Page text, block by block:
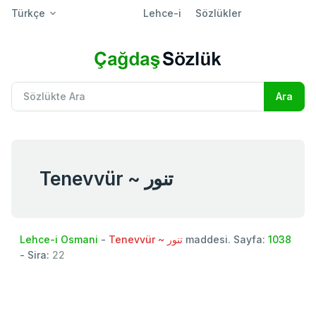
Türkçe Lehce-i Sözlükler
Tenevvür ~ تنور
Lehce-i Osmani - Tenevvür ~ تنور maddesi. Sayfa: 1038
- Sira: 22